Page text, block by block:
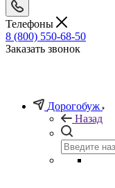
Телефоны
8 (800) 550-68-50
Заказать звонок
Дорогобуж
Назад